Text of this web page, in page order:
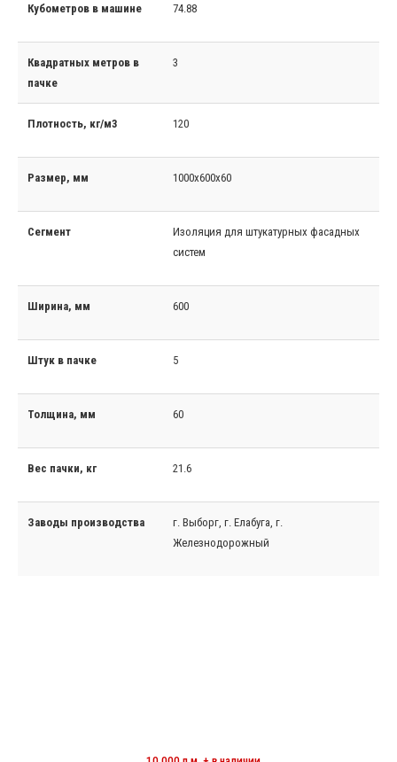
Кубометров в машине 74.88
Квадратных метров в
пачке
3
Плотность, кг/м3 120
Размер, мм 1000x600x60
Сегмент
Изоляция для штукатурных фасадных
систем
Ширина, мм 600
Штук в пачке 5
Толщина, мм 60
Вес пачки, кг 21.6
Заводы производства
г. Выборг, г. Елабуга, г.
Железнодорожный